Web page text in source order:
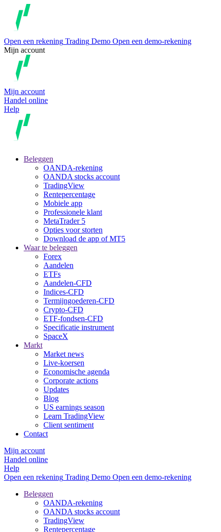
Open een rekening Trading Demo Open een demo-rekening
Mijn account
Mijn account
Handel online
Help
Beleggen
OANDA-rekening
OANDA stocks account
TradingView
Rentepercentage
Mobiele app
Professionele klant
MetaTrader 5
Opties voor storten
Download de app of MT5
Waar te beleggen
Forex
Aandelen
ETFs
Aandelen-CFD
Indices-CFD
Termijngoederen-CFD
Crypto-CFD
ETF-fondsen-CFD
Specificatie instrument
SpaceX
Markt
Market news
Live-koersen
Economische agenda
Corporate actions
Updates
Blog
US earnings season
Learn TradingView
Client sentiment
Contact
Mijn account
Handel online
Help
Open een rekening Trading Demo Open een demo-rekening
Beleggen
OANDA-rekening
OANDA stocks account
TradingView
Rentepercentage